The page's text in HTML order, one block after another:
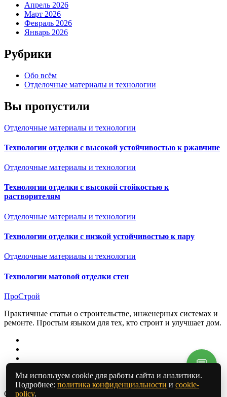
Апрель 2026
Март 2026
Февраль 2026
Январь 2026
Рубрики
Обо всём
Отделочные материалы и технологии
Вы пропустили
Отделочные материалы и технологии
Технологии отделки с высокой устойчивостью к ржавчине
Отделочные материалы и технологии
Технологии отделки с высокой стойкостью к
растворителям
Отделочные материалы и технологии
Технологии отделки с низкой устойчивостью к пару
Отделочные материалы и технологии
Технологии матовой отделки стен
ПроСтрой
Практичные статьи о строительстве, инженерных системах и
ремонте. Простым языком для тех, кто строит и улучшает дом.
Copyright © All rights reserved
Мы используем cookie для работы сайта и аналитики.
Подробнее: политика конфиденциальности и cookie-
policy.
💬